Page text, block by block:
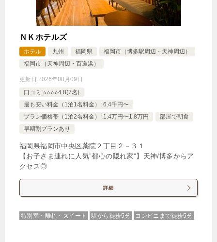
ＮＫホテルズ
ホテル 九州 福岡県
福岡市（博多駅周辺・天神周辺）
福岡市（天神周辺・百道浜）
更新日:2026年08月09日
口コミ:⭐️⭐️⭐️⭐️4.8(7名)
最も安い料金（1泊1名料金）: 6.4千円〜
プラン価格帯（1泊2名料金）: 1.4万円〜1.8万円
部屋で朝食
早期割プランあり
福岡県福岡市中央区薬院２丁目２－３１
【お子さま連れに人気”都心の隠れ家”】天神/博多からア
クセス◎
詳細
特別室・離れ・スイート 駅から徒歩5分 コンビニまで徒歩5分